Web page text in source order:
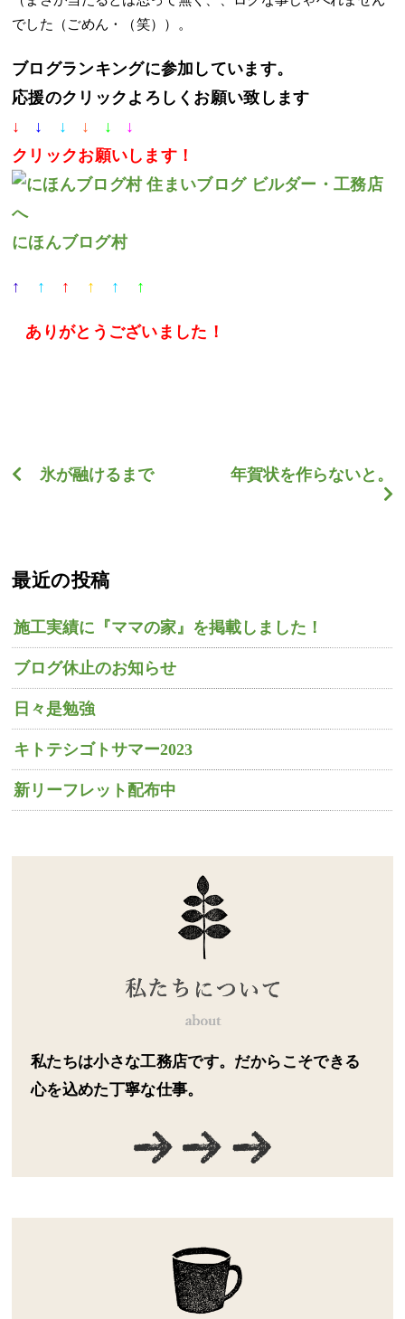
でした（ごめん・（笑））。
ブログランキングに参加しています。
応援のクリックよろしくお願い致します
↓ ↓ ↓ ↓ ↓ ↓
クリックお願いします！
にほんブログ村
↑ ↑ ↑ ↑ ↑ ↑
ありがとうございました ！
氷が融けるまで 年賀状を作らないと。
最近の投稿
施工実績に『ママの家』を掲載しました！
ブログ休止のお知らせ
日々是勉強
キトテシゴトサマー2023
新リーフレット配布中
私たちは小さな工務店です。だからこそできる
心を込めた丁寧な仕事。